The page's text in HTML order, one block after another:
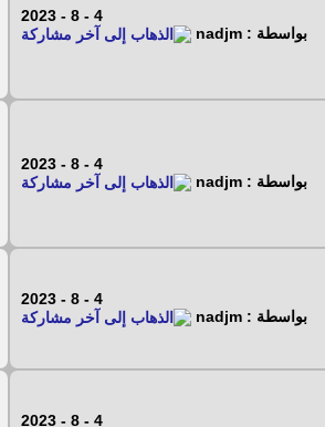
4 - 8 - 2023
بواسطة : nadjm
4 - 8 - 2023
بواسطة : nadjm
4 - 8 - 2023
بواسطة : nadjm
4 - 8 - 2023